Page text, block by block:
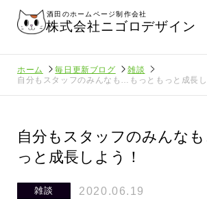
酒田のホームページ制作会社
株式会社ニゴロデザイン
ホーム 毎日更新ブログ
雑談
自分もスタッフのみんなも…もっともっと成長し
自分もスタッフのみんな
っと成長しよう！
雑談 2020.06.19